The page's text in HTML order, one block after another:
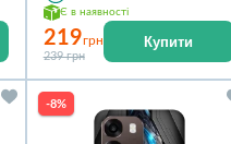
Є в наявності
219грн
239 грн
Купити
-8%